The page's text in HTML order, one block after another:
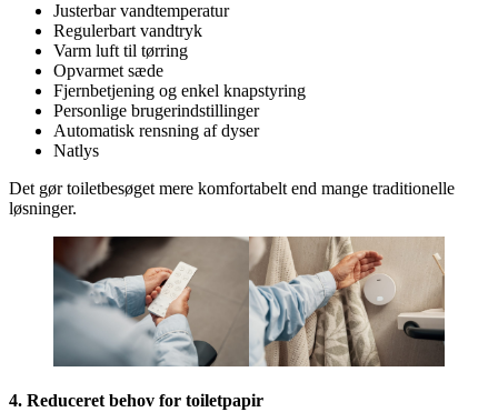
Justerbar vandtemperatur
Regulerbart vandtryk
Varm luft til tørring
Opvarmet sæde
Fjernbetjening og enkel knapstyring
Personlige brugerindstillinger
Automatisk rensning af dyser
Natlys
Det gør toiletbesøget mere komfortabelt end mange traditionelle
løsninger.
4. Reduceret behov for toiletpapir